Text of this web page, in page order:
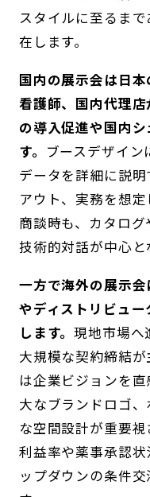
スタイルに至るま
在します。
国内の展示会は日
看護師、国内代理
の導入促進や国内
す。 ブースデザイ
データを詳細に説
アウト、実務を想定
商談時も、カタロ
技術的対話が中心と
一方で海外の展示
やディストリビュ
します。現地市場へ
大規模な契約締結
は企業ビジョンを
大なブランドロゴ
な空間設計が重要視
利益率や薬事承認
ップダウンの条件